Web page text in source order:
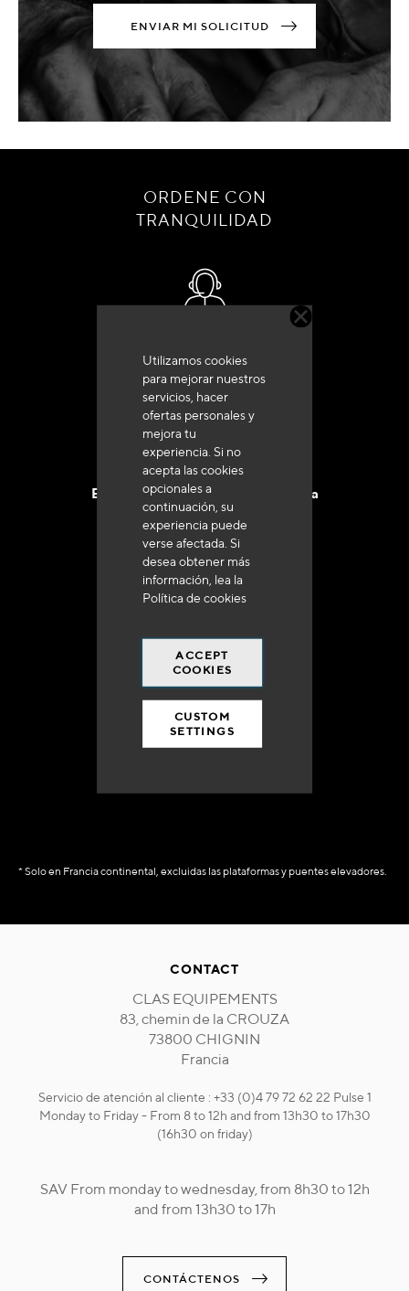
Utilizamos cookies
para mejorar nuestros
servicios, hacer
ofertas personales y
mejora tu
experiencia. Si no
acepta las cookies
opcionales a
continuación, su
experiencia puede
verse afectada. Si
desea obtener más
información, lea la
Política de cookies
ACCEPT
COOKIES
CUSTOM
SETTINGS
ENVIAR MI SOLICITUD
ORDENE CON
TRANQUILIDAD
+33 (0)4 79 72 62 22 Pulse 1
Entrega en 48 a 72 horas en Francia
a 250 euros*
* Solo en Francia continental, excluidas las plataformas y puentes elevadores.
CONTACT
CLAS EQUIPEMENTS
83, chemin de la CROUZA
73800 CHIGNIN
Francia
Servicio de atención al cliente : +33 (0)4 79 72 62 22 Pulse 1
Monday to Friday - From 8 to 12h and from 13h30 to 17h30
(16h30 on friday)
SAV From monday to wednesday, from 8h30 to 12h
and from 13h30 to 17h
CONTÁCTENOS